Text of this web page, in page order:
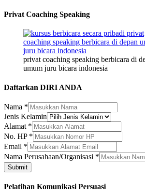
Privat Coaching Speaking
privat coaching speaking berbicara di
umum juru bicara indonesia
Daftarkan DIRI ANDA
Nama *
Alamat
Nama
HP
Jenis Kelamin
Alamat *
No. HP *
Email *
Nama Perusahaan/Organisasi *
Submit
Pelatihan Komunikasi Persuasi